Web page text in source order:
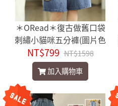
＊ORead＊復古做舊口袋
刺繡小貓咪五分褲(圖片色
F碼)
NT$799 NT$1598
加入購物車